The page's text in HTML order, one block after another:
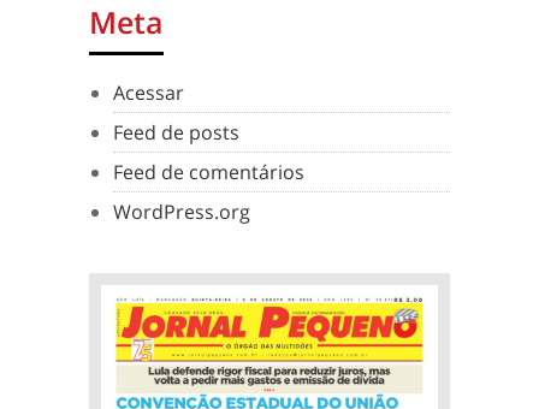
Meta
Acessar
Feed de posts
Feed de comentários
WordPress.org